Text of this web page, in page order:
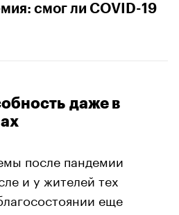
смог ли COVID-19
даже в
после пандемии
и у жителей тех
еще